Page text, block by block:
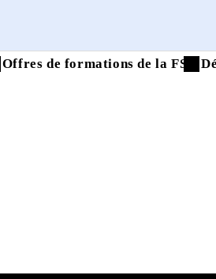
Offres de formations de la FS